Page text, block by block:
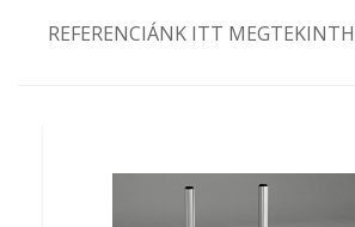
REFERENCIÁNK ITT